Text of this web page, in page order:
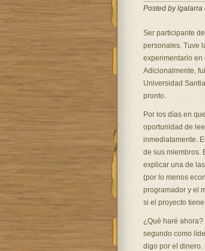
Posted by lgalarra
Ser participante
personales. Tuve
experimentarlo en
Adicionalmente,
Universidad
pronto.
Por los días en
oportunidad de
inmediatamente.
de sus miembros.
explicar una de
(por lo menos
programador y el
si el proyecto
¿Qué haré ahora?
segundo como
digo por el dinero.